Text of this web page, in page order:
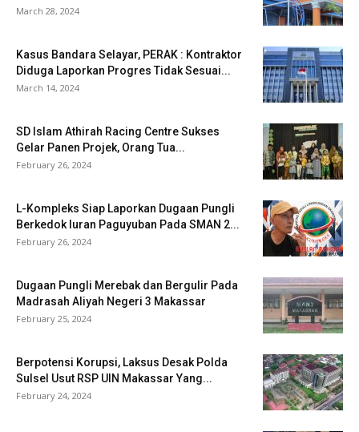
March 28, 2024
Kasus Bandara Selayar, PERAK : Kontraktor
Diduga Laporkan Progres Tidak Sesuai...
March 14, 2024
SD Islam Athirah Racing Centre Sukses
Gelar Panen Projek, Orang Tua...
February 26, 2024
L-Kompleks Siap Laporkan Dugaan Pungli
Berkedok Iuran Paguyuban Pada SMAN 2...
February 26, 2024
Dugaan Pungli Merebak dan Bergulir Pada
Madrasah Aliyah Negeri 3 Makassar
February 25, 2024
Berpotensi Korupsi, Laksus Desak Polda
Sulsel Usut RSP UIN Makassar Yang...
February 24, 2024